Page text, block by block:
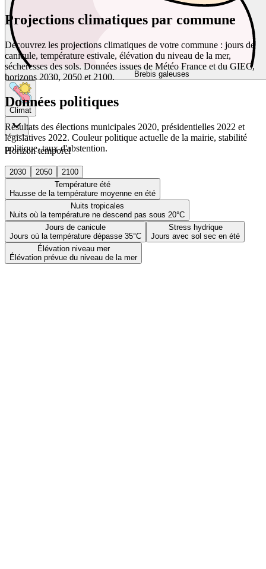
Brebis galeuses
Climat
Horizon temporel
2030 2050
2100
Température été
Hausse de la température moyenne en été
Nuits tropicales
Nuits où la température ne descend pas sous 20°C
Jours de canicule
Jours où la température dépasse 35°C
Stress hydrique
Jours avec sol sec en été
Élévation niveau mer
Élévation prévue du niveau de la mer
Projections climatiques par commune
Découvrez les projections climatiques de votre commune : jours de
canicule, température estivale, élévation du niveau de la mer,
sécheresses des sols. Données issues de Météo France et du GIEC,
horizons 2030, 2050 et 2100.
Données politiques
Résultats des élections municipales 2020, présidentielles 2022 et
législatives 2022. Couleur politique actuelle de la mairie, stabilité
politique, taux d'abstention.